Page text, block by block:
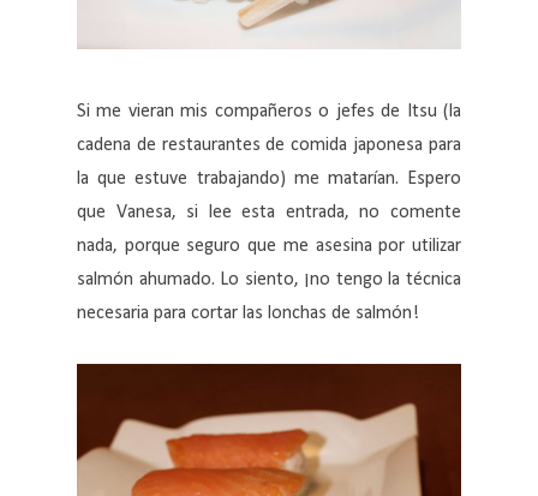
Si me vieran mis compañeros o jefes de Itsu (la
cadena de restaurantes de comida japonesa para
la que estuve trabajando) me matarían. Espero
que Vanesa, si lee esta entrada, no comente
nada, porque seguro que me asesina por utilizar
salmón ahumado. Lo siento, ¡no tengo la técnica
necesaria para cortar las lonchas de salmón!